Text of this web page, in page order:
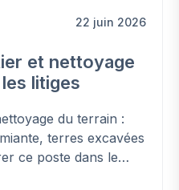
22 juin 2026
et nettoyage
litiges
du terrain :
terres excavées
ce poste dans le